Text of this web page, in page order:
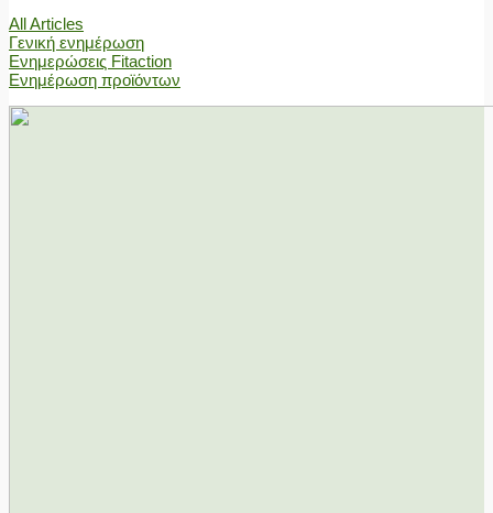
All Articles
Γενική ενημέρωση
Ενημερώσεις Fitaction
Ενημέρωση προϊόντων